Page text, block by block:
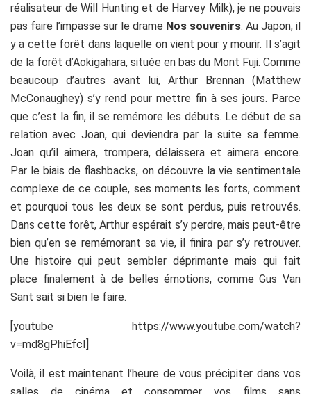
réalisateur de Will Hunting et de Harvey Milk), je ne pouvais
pas faire l’impasse sur le drame Nos souvenirs. Au Japon, il
y a cette forêt dans laquelle on vient pour y mourir. Il s’agit
de la forêt d’Aokigahara, située en bas du Mont Fuji. Comme
beaucoup d’autres avant lui, Arthur Brennan (Matthew
McConaughey) s’y rend pour mettre fin à ses jours. Parce
que c’est la fin, il se remémore les débuts. Le début de sa
relation avec Joan, qui deviendra par la suite sa femme.
Joan qu’il aimera, trompera, délaissera et aimera encore.
Par le biais de flashbacks, on découvre la vie sentimentale
complexe de ce couple, ses moments les forts, comment
et pourquoi tous les deux se sont perdus, puis retrouvés.
Dans cette forêt, Arthur espérait s’y perdre, mais peut-être
bien qu’en se remémorant sa vie, il finira par s’y retrouver.
Une histoire qui peut sembler déprimante mais qui fait
place finalement à de belles émotions, comme Gus Van
Sant sait si bien le faire.
[youtube https://www.youtube.com/watch?
v=md8gPhiEfcI]
Voilà, il est maintenant l’heure de vous précipiter dans vos